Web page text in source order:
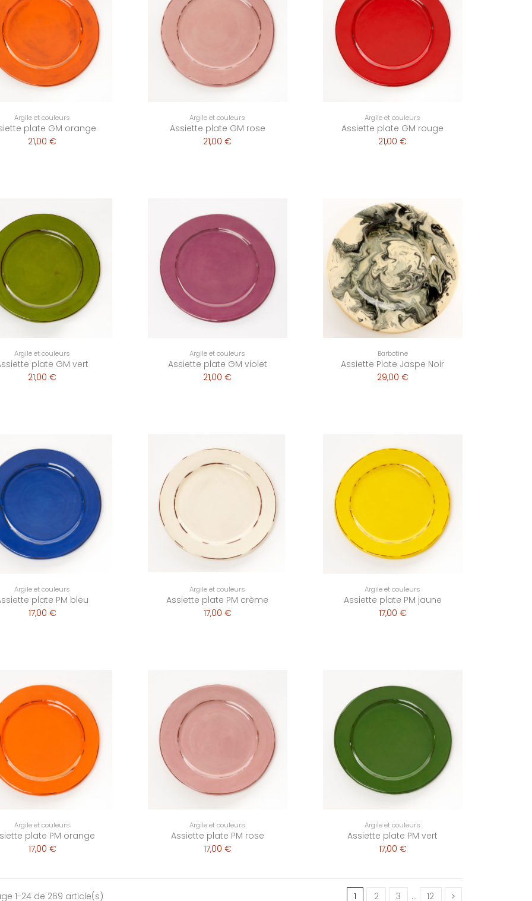
Argile et couleurs
plate GM orange
21,00 €
Argile et couleurs
Assiette plate GM rose
21,00 €
Argile et couleurs
Assiette plate GM rouge
21,00 €
Argile et couleurs
plate GM vert
21,00 €
Argile et couleurs
Assiette plate GM violet
21,00 €
Barbotine
Assiette Plate Jaspe Noir
29,00 €
Argile et couleurs
plate PM bleu
17,00 €
Argile et couleurs
Assiette plate PM crème
17,00 €
Argile et couleurs
Assiette plate PM jaune
17,00 €
Argile et couleurs
plate PM orange
17,00 €
Argile et couleurs
Assiette plate PM rose
17,00 €
Argile et couleurs
Assiette plate PM vert
17,00 €
1-24 de 269 article(s) 1 2 3 … 12